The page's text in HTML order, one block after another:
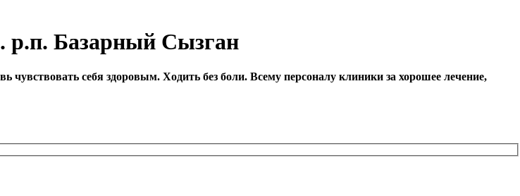
р.п. Базарный Сызган
себя здоровым. Ходить без боли. Всему персоналу клиники за хорошее лечение,